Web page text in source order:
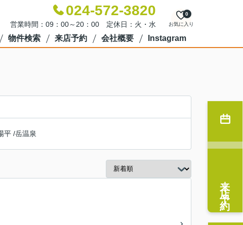
024-572-3820
営業時間：09：00～20：00 定休日：火・水 お気に入り
0
物件検索 来店予約 会社概要 Instagram
平 /岳温泉
来店予約